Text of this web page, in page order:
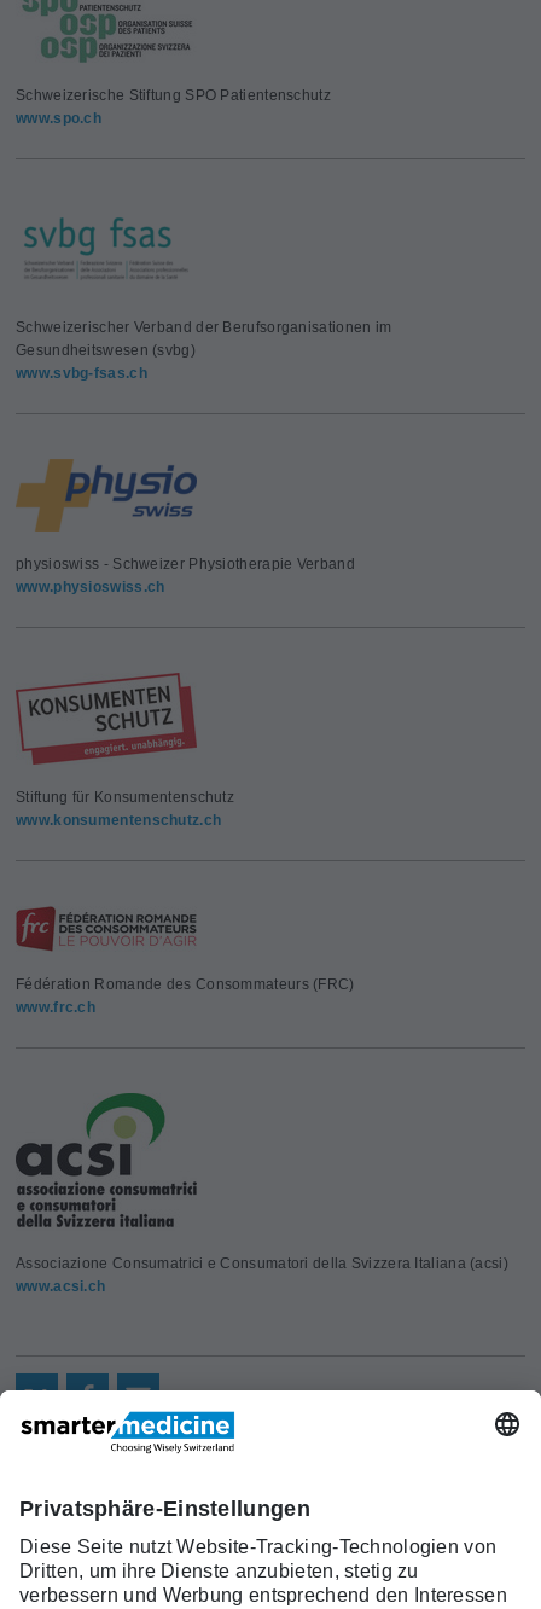
Schweizerische Stiftung SPO Patientenschutz
www.spo.ch
Schweizerischer Verband der Berufsorganisationen im
Gesundheitswesen (svbg)
www.svbg-fsas.ch
physioswiss - Schweizer Physiotherapie Verband
www.physioswiss.ch
Stiftung für Konsumentenschutz
www.konsumentenschutz.ch
Fédération Romande des Consommateurs (FRC)
www.frc.ch
Associazione Consumatrici e Consumatori della Svizzera Italiana (acsi)
www.acsi.ch
smarter
medicine?
Top-5-
Listen
Forschung
c/o Schweizerische Gesellschaft für
Monbijoustrasse 43, Postfach, 3001 Bern
Telefon +41 31 370 40 00, Fax +41 31 370
40 19